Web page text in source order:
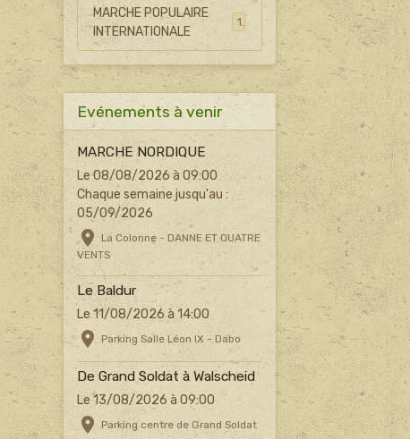
MARCHE POPULAIRE
INTERNATIONALE
Evénements à venir
MARCHE NORDIQUE
Le 08/08/2026 à 09:00
Chaque semaine jusqu'au :
05/09/2026
La Colonne - DANNE ET QUATRE
VENTS
Le Baldur
Le 11/08/2026 à 14:00
Parking Salle Léon IX - Dabo
De Grand Soldat à Walscheid
Le 13/08/2026 à 09:00
Parking centre de Grand Soldat